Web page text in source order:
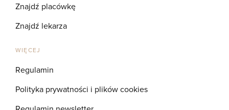
Znajdź placówkę
Znajdź lekarza
WIĘCEJ
Regulamin
Polityka prywatności i plików cookies